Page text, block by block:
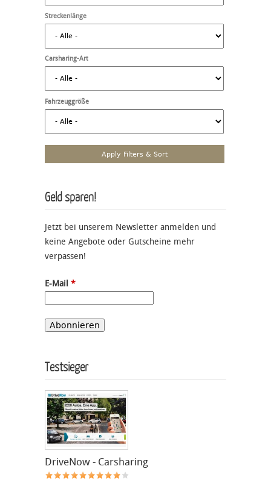
Streckenlänge
Carsharing-Art
Fahrzeuggröße
Geld sparen!
Jetzt bei unserem Newsletter anmelden und
keine Angebote oder Gutscheine mehr
verpassen!
E-Mail *
Testsieger
DriveNow - Carsharing